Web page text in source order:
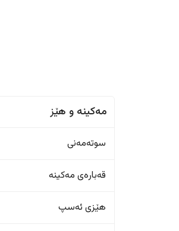
مەکینە و هێز
سوتەمەنی
قەبارەی مەکینە
هێزی ئەسپ